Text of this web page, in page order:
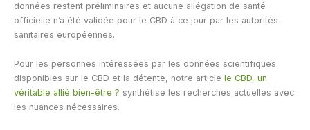
données restent préliminaires et aucune allégation de santé
officielle n’a été validée pour le CBD à ce jour par les autorités
sanitaires européennes.
Pour les personnes intéressées par les données scientifiques
disponibles sur le CBD et la détente, notre article le CBD, un
véritable allié bien-être ? synthétise les recherches actuelles avec
les nuances nécessaires.